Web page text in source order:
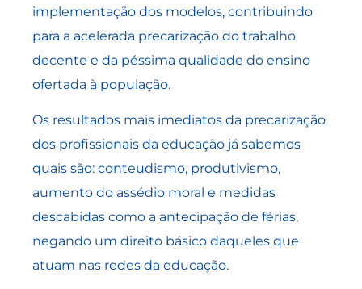
implementação dos modelos, contribuindo
para a acelerada precarização do trabalho
decente e da péssima qualidade do ensino
ofertada à população.
Os resultados mais imediatos da precarização
dos profissionais da educação já sabemos
quais são: conteudismo, produtivismo,
aumento do assédio moral e medidas
descabidas como a antecipação de férias,
negando um direito básico daqueles que
atuam nas redes da educação.